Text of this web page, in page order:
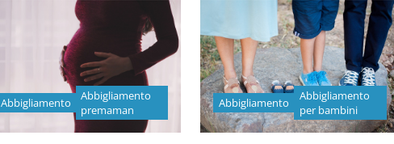
Abbigliamento
Abbigliamento
premaman
Abbigliamento
Abbigliamento
per bambini